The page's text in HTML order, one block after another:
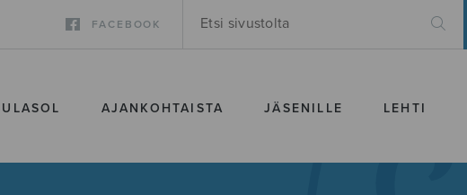
FACEBOOK
AJANKOHTAISTA JÄSENILLE LEHTI